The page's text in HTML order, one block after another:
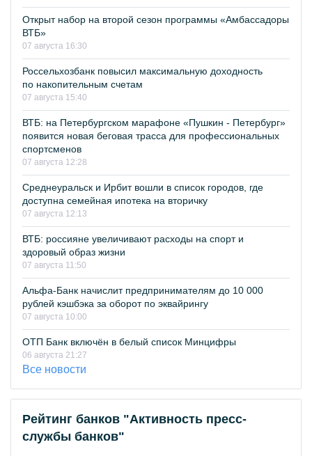
Открыт набор на второй сезон программы «Амбассадоры
ВТБ»
07 августа 16:30
Россельхозбанк повысил максимальную доходность
по накопительным счетам
07 августа 15:40
ВТБ: на Петербургском марафоне «Пушкин - Петербург»
появится новая беговая трасса для профессиональных
спортсменов
07 августа 12:28
Среднеуральск и Ирбит вошли в список городов, где
доступна семейная ипотека на вторичку
07 августа 12:13
ВТБ: россияне увеличивают расходы на спорт и
здоровый образ жизни
07 августа 11:50
Альфа-Банк начислит предпринимателям до 10 000
рублей кэшбэка за оборот по эквайрингу
07 августа 10:00
ОТП Банк включён в белый список Минцифры
06 августа 21:27
Все новости
Рейтинг банков "Активность пресс-
службы банков"